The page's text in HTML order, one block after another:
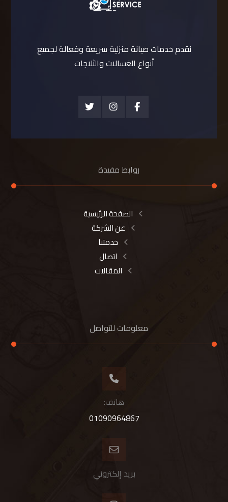
نقدم خدمات صيانة منزلية سريعة وفعالة لجميع
أنواع الغسالات والثلاجات
روابط مفيدة
الصفحة الرئيسية
عن الشركة
خدمتنا
اتصال
المقالات
معلومات للتواصل
هاتف:
01090964867
بريد إلكتروني